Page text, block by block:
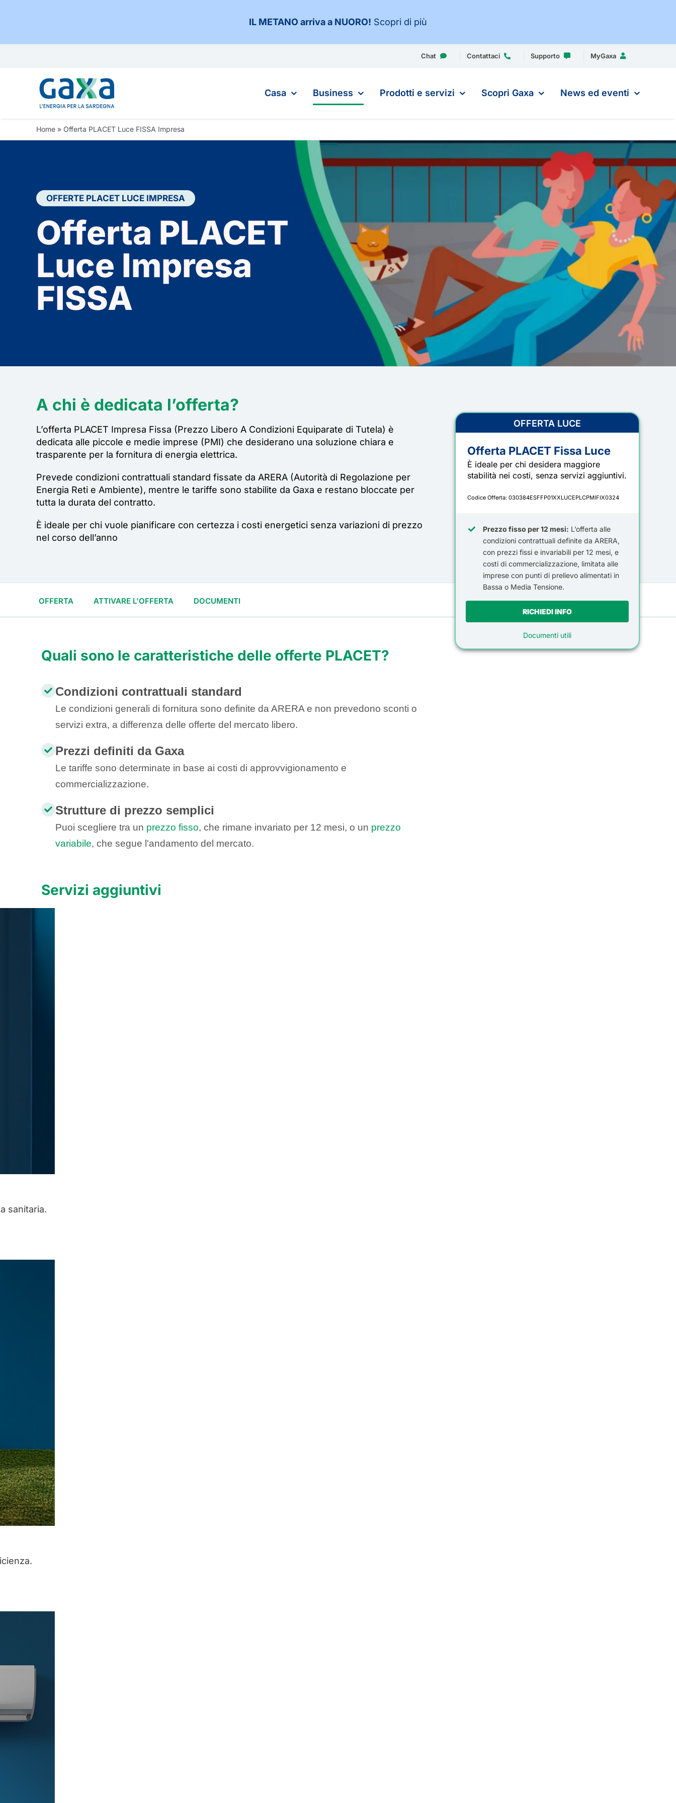
IL METANO arriva a NUORO! Scopri di più
contenuto
Chat Contattaci Supporto MyGaxa
Casa Business Prodotti e servizi Scopri Gaxa News ed eventi
Home» Offerta PLACET Luce FISSA Impresa
OFFERTE PLACET LUCEIMPRESA
Offerta PLACET
Luce Impresa
FISSA
A chi è dedicata l’offerta?
L’offerta PLACET Impresa Fissa (Prezzo Libero A Condizioni Equiparate di Tutela) è
dedicata alle piccole e medie imprese (PMI) che desiderano una soluzione chiara e
trasparente per la fornitura di energia elettrica.
Prevede condizioni contrattuali standard fissate da ARERA (Autorità di Regolazione per
Energia Reti e Ambiente), mentre le tariffe sono stabilite da Gaxa e restano bloccate per
tutta la durata del contratto.
È ideale per chi vuole pianificare con certezza i costi energetici senza variazioni di prezzo
nel corso dell’anno
OFFERTA LUCE
Offerta PLACET Fissa Luce
È ideale per chi desidera maggiore
stabilità nei costi, senza servizi aggiuntivi.
Codice Offerta: 030384ESFFP01XXLUCEPLCPMIFIX0324
Prezzo fisso per 12 mesi: L’offerta alle
condizioni contrattuali definite da ARERA,
con prezzi fissi e invariabili per 12 mesi, e
costi di commercializzazione, limitata alle
imprese con punti di prelievo alimentati in
Bassa o Media Tensione.
RICHIEDI INFO
Documenti utili
OFFERTA ATTIVARE L'OFFERTA DOCUMENTI
Quali sono le caratteristiche delle offerte PLACET?
Condizioni contrattuali standard
Le condizioni generali di fornitura sono definite da ARERA e non prevedono sconti o
servizi extra, a differenza delle offerte del mercato libero.
Prezzi definiti da Gaxa
Le tariffe sono determinate in base ai costi di approvvigionamento e
commercializzazione.
Strutture di prezzo semplici
Puoi scegliere tra un prezzo fisso, che rimane invariato per 12 mesi, o un prezzo
variabile, che segue l'andamento del mercato.
Servizi aggiuntivi
sanitaria.